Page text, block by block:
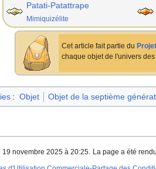
Patati-Patattrape
Mimiquizélite
Cet article fait partie du
chaque objet de l'univers
: Objet Objet de la septième
novembre 2025 à 20:25. La page a été